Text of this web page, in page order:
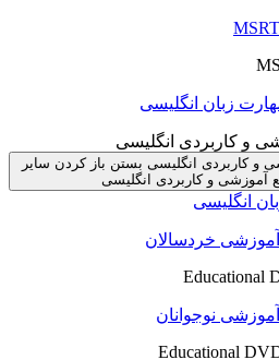
زبان انگلیسی
و کاربردی انگلیسی
و کاربردی انگلیسی بستن باز کردن سایر
آموزشی و کاربردی انگلیسی
انگلیسی
خردسالان
Educational
نوجوانان
Educational